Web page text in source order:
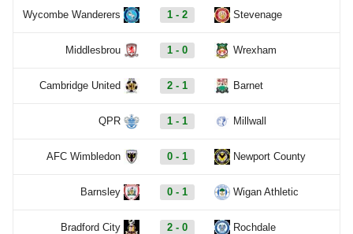
Wycombe Wanderers 1 - 2 Stevenage
Middlesbrou 1 - 0 Wrexham
Cambridge United 2 - 1 Barnet
QPR 1 - 1 Millwall
AFC Wimbledon 0 - 1 Newport County
Barnsley 0 - 1 Wigan Athletic
Bradford City 2 - 0 Rochdale